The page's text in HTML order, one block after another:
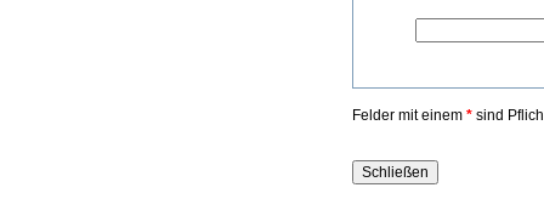
Felder mit einem * sind